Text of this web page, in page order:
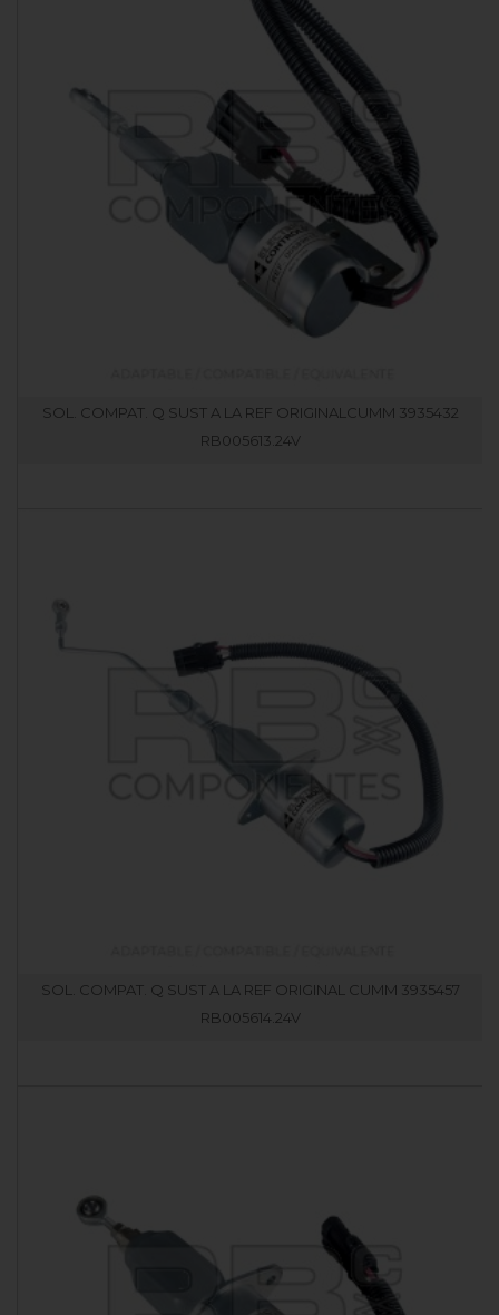
SOL. COMPAT. Q SUST A LA REF ORIGINALCUMM 3935432
RB005613.24V
SOL. COMPAT. Q SUST A LA REF ORIGINAL CUMM 3935457
RB005614.24V